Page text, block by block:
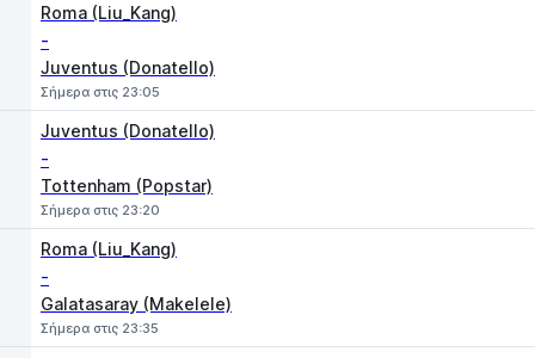
Roma (Liu_Kang)
-
Juventus (Donatello)
Σήμερα στις 23:05
Juventus (Donatello)
-
Tottenham (Popstar)
Σήμερα στις 23:20
Roma (Liu_Kang)
-
Galatasaray (Makelele)
Σήμερα στις 23:35